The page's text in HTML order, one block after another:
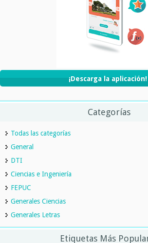
¡Descarga la aplicación!
Categorías
Todas las categorías
General
DTI
Ciencias e Ingeniería
FEPUC
Generales Ciencias
Generales Letras
Etiquetas Más